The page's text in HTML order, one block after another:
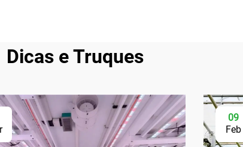
Dicas e Truques
09
Feb